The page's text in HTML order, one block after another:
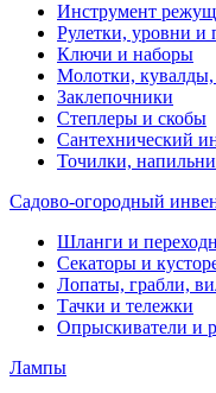
Инструмент
Рулетки, уровни и
Ключи и наборы
Молотки,
Заклепочники
Степлеры и скобы
Сантехнический
Точилки,
Садово-огородный
Шланги и
Секаторы и
Лопаты, грабли,
Тачки и тележки
Опрыскиватели и
Лампы